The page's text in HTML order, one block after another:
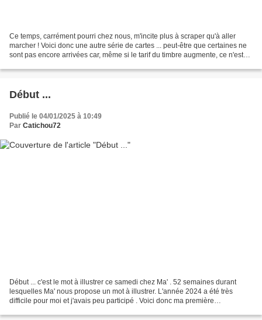
Ce temps, carrément pourri chez nous, m'incite plus à scraper qu'à aller
marcher ! Voici donc une autre série de cartes ... peut-être que certaines ne
sont pas encore arrivées car, même si le tarif du timbre augmente, ce n'est
Début ...
Publié le 04/01/2025 à 10:49
Par Catichou72
Début ... c'est le mot à illustrer ce samedi chez Ma' . 52 semaines durant
lesquelles Ma' nous propose un mot à illustrer. L'année 2024 a été très
difficile pour moi et j'avais peu participé . Voici donc ma première